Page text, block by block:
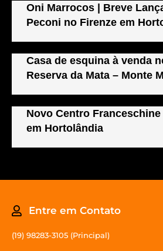
Oni Marrocos | Breve
Peconi no Firenze em
Casa de esquina à venda
Reserva da Mata – Monte
Novo Centro
em Hortolândia
Entre em Contato
(19) 98283-3105 (Principal)